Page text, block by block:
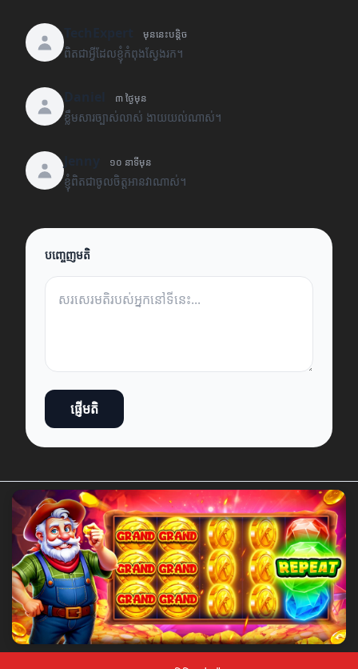
មុននេះបន្តិច
ពិតជាអ្វីដែលខ្ញុំកំពុងស្វែងរក។
៣ ថ្ងៃមុន
ខ្លឹមសារច្បាស់លាស់ ងាយយល់ណាស់។
១០ នាទីមុន
ខ្ញុំពិតជាចូលចិត្តអានវាណាស់។
បញ្ចេញមតិ
ផ្ញើមតិ